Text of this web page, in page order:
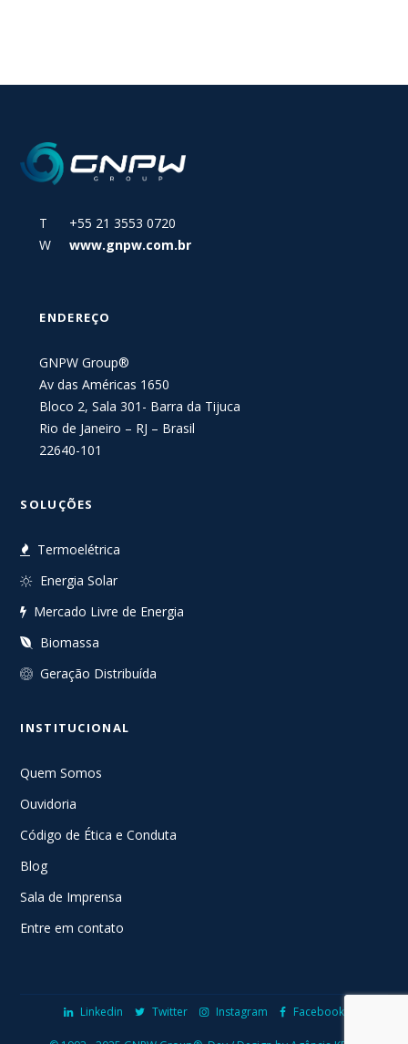
T +55 21 3553 0720
W
www.gnpw.com.br
ENDEREÇO
GNPW Group®
Av das Américas 1650
Bloco 2, Sala 301- Barra da Tijuca
Rio de Janeiro – RJ – Brasil
22640-101
SOLUÇÕES
Termoelétrica
Energia Solar
Mercado Livre de Energia
Biomassa
Geração Distribuída
INSTITUCIONAL
Quem Somos
Ouvidoria
Código de Ética e Conduta
Blog
Sala de Imprensa
Entre em contato
Linkedin Twitter Instagram Facebook